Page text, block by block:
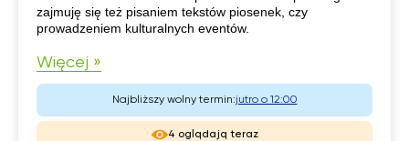
zajmuję się też pisaniem tekstów piosenek, czy
prowadzeniem kulturalnych eventów.
Więcej »
Najbliższy wolny termin:jutro o 12:00
4 oglądają teraz